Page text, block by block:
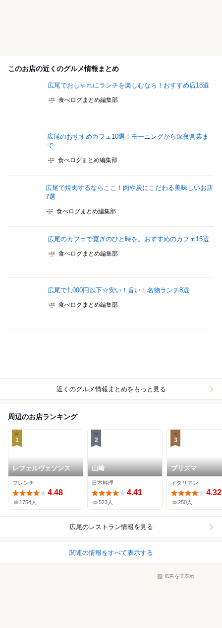
このお店の近くのグルメ情報まとめ
広尾でおしゃれにランチを楽しむなら！おすすめ店18選
食べログまとめ編集部
広尾のおすすめカフェ10選！モーニングから深夜営業ま
で
食べログまとめ編集部
広尾で焼肉するならここ！肉や炭にこだわる美味しいお店
7選
食べログまとめ編集部
広尾のカフェで寛ぎのひと時を。おすすめのカフェ15選
食べログまとめ編集部
広尾で1,000円以下☆安い！旨い！名物ランチ8選
食べログまとめ編集部
近くのグルメ情報まとめをもっと見る
周辺のお店ランキング
1
レフェルヴェソンス
フレンチ
4.48
1754人
2
山﨑
日本料理
4.41
523人
3
プリズマ
イタリアン
4.32
250人
広尾のレストラン情報を見る
関連の情報をすべて表示する
広告を非表示